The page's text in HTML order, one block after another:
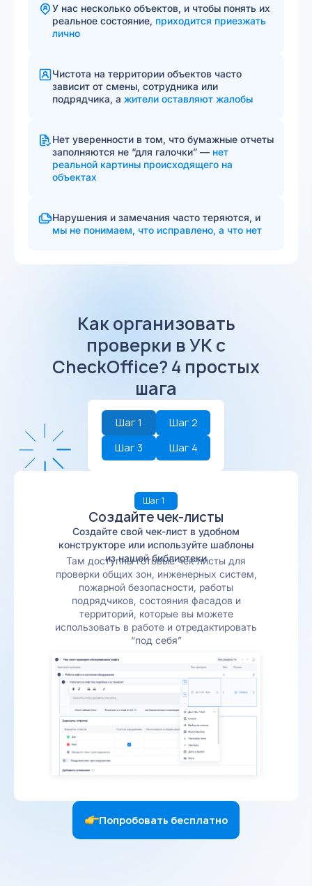
У нас несколько объектов, и чтобы понять их
реальное состояние, приходится приезжать
лично
Чистота на территории объектов часто
зависит от смены, сотрудника или
подрядчика, а жители оставляют жалобы
Нет уверенности в том, что бумажные отчеты
заполняются не “для галочки” — нет
реальной картины происходящего на
объектах
Нарушения и замечания часто теряются, и
мы не понимаем, что исправлено, а что нет
Как организовать
проверки в УК с
CheckOffice? 4 простых
шага
Шаг 1
Шаг 2
Шаг 3
Шаг 4
Шаг 1
Создайте чек-листы
Создайте свой чек-лист в удобном
конструкторе или используйте шаблоны
из нашей библиотеки
Там доступны готовые чек-листы для
проверки общих зон, инженерных систем,
пожарной безопасности, работы
подрядчиков, состояния фасадов и
территорий, которые вы можете
использовать в работе и отредактировать
“под себя”
Попробовать бесплатно